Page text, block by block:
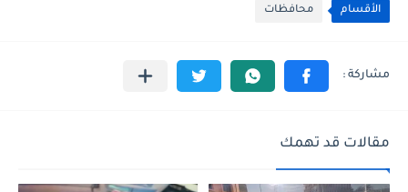
الأقسام محافظات
مقالات قد تهمك